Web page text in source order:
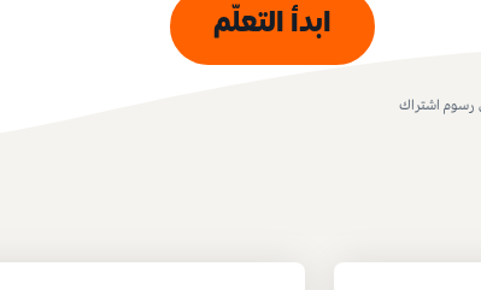
رسوم اشتراك
ابدأ التعلّم